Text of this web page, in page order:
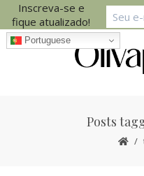
Posts
Inscreva-se e
fique atualizado!
Portuguese